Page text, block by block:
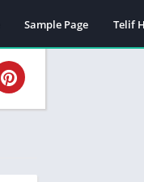
Sample Page Telif